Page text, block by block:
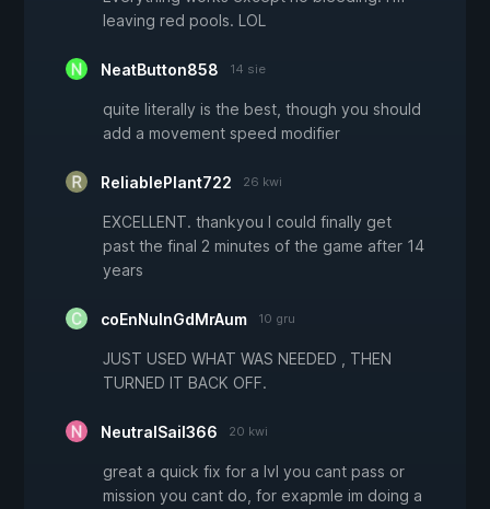
leaving red pools. LOL
NeatButton858 14 sie
quite literally is the best, though you should
add a movement speed modifier
ReliablePlant722 26 kwi
EXCELLENT. thankyou I could finally get
past the final 2 minutes of the game after 14
years
coEnNuInGdMrAum 10 gru
JUST USED WHAT WAS NEEDED , THEN
TURNED IT BACK OFF.
NeutralSail366 20 kwi
great a quick fix for a lvl you cant pass or
mission you cant do, for exapmle im doing a